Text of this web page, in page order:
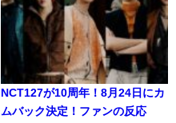
NCT127が10周年！8月24日にカ
ムバック決定！ファンの反応